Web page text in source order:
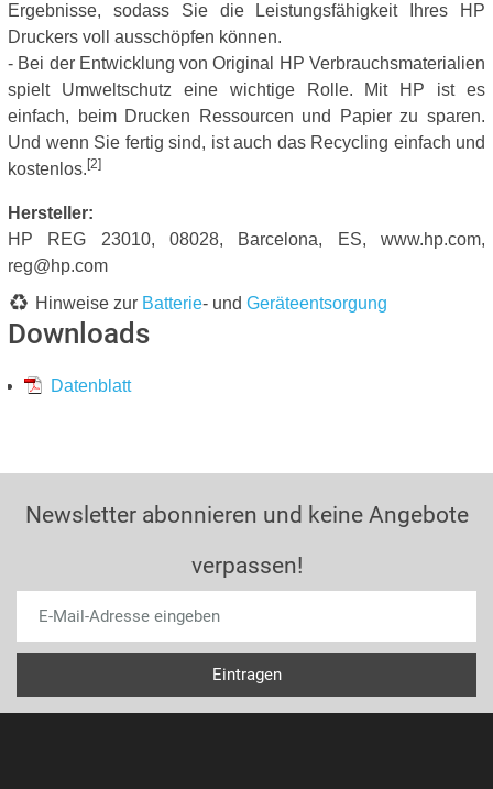
Ergebnisse, sodass Sie die Leistungsfähigkeit Ihres HP
Druckers voll ausschöpfen können.
- Bei der Entwicklung von Original HP Verbrauchsmaterialien
spielt Umweltschutz eine wichtige Rolle. Mit HP ist es
einfach, beim Drucken Ressourcen und Papier zu sparen.
Und wenn Sie fertig sind, ist auch das Recycling einfach und
kostenlos. [2]
Hersteller:
HP REG 23010, 08028, Barcelona, ES, www.hp.com,
reg@hp.com
Hinweise zur Batterie- und Geräteentsorgung
Downloads
Datenblatt
Newsletter abonnieren und keine Angebote
verpassen!